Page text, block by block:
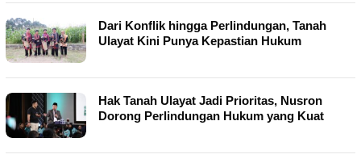
Dari Konflik hingga Perlindungan, Tanah
Ulayat Kini Punya Kepastian Hukum
Hak Tanah Ulayat Jadi Prioritas, Nusron
Dorong Perlindungan Hukum yang Kuat